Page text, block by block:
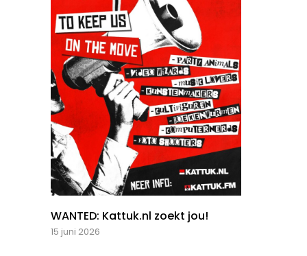
WANTED: Kattuk.nl zoekt jou!
15 juni 2026